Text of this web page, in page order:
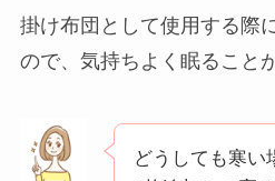
掛け布団として使用する際
ので、気持ちよく眠ること
どうしても寒い